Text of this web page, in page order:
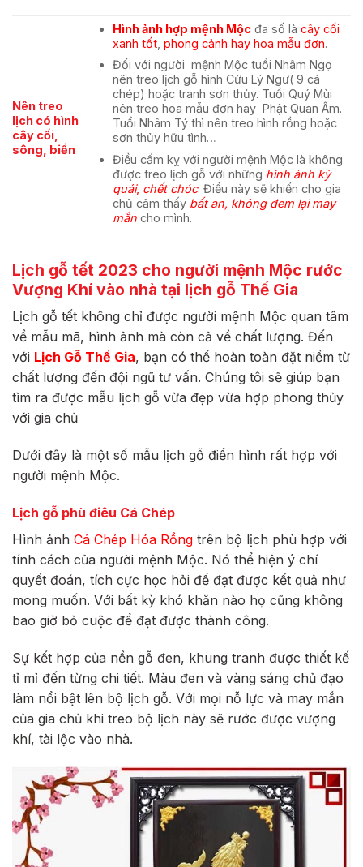
Nên treo
lịch có hình
cây cối,
sông, biển
Hình ảnh hợp mệnh Mộcđa số là cây cối
xanh tốt, phong cảnh hay hoa mẫu đơn.
Đối với người mệnh Mộc tuổi Nhâm Ngọ
nên treo lịch gỗ hình Cửu Lý Ngư( 9 cá
chép) hoặc tranh sơn thủy. Tuổi Quý Mùi
nên treo hoa mẫu đơn hay Phật Quan Âm.
Tuổi Nhâm Tý thì nên treo hình rồng hoặc
sơn thủy hữu tình…
Điều cấm kỵvới người mệnh Mộc là không
được treo lịch gỗ với những hình ảnh kỳ
quái, chết chóc. Điều này sẽ khiến cho gia
chủ cảm thấy bất an, không đem lại may
mắncho mình.
Lịch gỗ tết 2023 cho người mệnh Mộc rước
Vượng Khí vào nhà tại lịch gỗ Thế Gia
Lịch gỗ tết không chỉ được người mệnh Mộc quan tâm
về mẫu mã, hình ảnh mà còn cả về chất lượng. Đến
với Lịch Gỗ Thế Gia, bạn có thể hoàn toàn đặt niềm từ
chất lượng đến đội ngũ tư vấn. Chúng tôi sẽ giúp bạn
tìm ra được mẫu lịch gỗ vừa đẹp vừa hợp phong thủy
với gia chủ
Dưới đây là một số mẫu lịch gỗ điển hình rất hợp với
người mệnh Mộc.
Lịch gỗ phù điêu Cá Chép
Hình ảnh Cá Chép Hóa Rồng trên bộ lịch phù hợp với
tính cách của người mệnh Mộc. Nó thể hiện ý chí
quyết đoán, tích cực học hỏi để đạt được kết quả như
mong muốn. Với bất kỳ khó khăn nào họ cũng không
bao giờ bỏ cuộc để đạt được thành công.
Sự kết hợp của nền gỗ đen, khung tranh được thiết kế
tỉ mỉ đến từng chi tiết. Màu đen và vàng sáng chủ đạo
làm nổi bật lên bộ lịch gỗ. Với mọi nỗ lực và may mắn
của gia chủ khi treo bộ lịch này sẽ rước được vượng
khí, tài lộc vào nhà.